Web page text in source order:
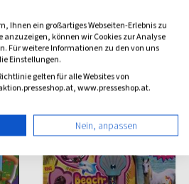
Ihnen ein großartiges Webseiten-Erlebnis zu
können wir Cookies zur Analyse
Für weitere Informationen zu den von uns
Einstellungen.
gelten für alle Websites von
www.presseshop.at.
Nein, anpassen